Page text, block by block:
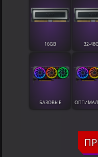
16GB 32-
БАЗОВЫЕ